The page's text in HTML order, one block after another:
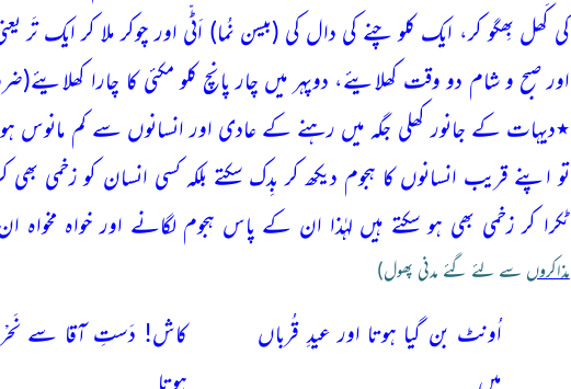
کی کَھل بِھگو کر، ایک کلو چنے کی دال کی (بیسن نُما) اَٹّی اور چوکر ملا کر ایک تَر
اور صبح و شام دو وقت کھلایئے، دوپہر میں چار پانچ کلو مکئی کا چارا کھلایئے
٭دیہات کے جانور کھلی جگہ میں رہنے کے عادی اور انسانوں سے کم مانوس
تو اپنے قریب انسانوں کا ہجوم دیکھ کر بِدک سکتے بلکہ کسی انسان کو زخمی بھی
ٹکرا کر زخمی بھی ہو سکتے ہیں لہٰذا ان کے پاس ہجوم لگانے اور خواہ
مذاکروں سے لئے گئے مدنی پھول)
اُونٹ بن گیا ہوتا اور عیدِ قُرباں
میں
کاش! دَستِ آقا سے نَحْر
ہوتا